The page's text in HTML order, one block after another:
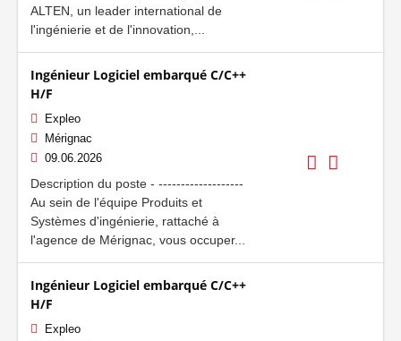
ALTEN, un leader international de
l'ingénierie et de l'innovation,...
Ingénieur Logiciel embarqué C/C++
H/F
Expleo
Mérignac
09.06.2026
Description du poste - -------------------
Au sein de l'équipe Produits et
Systèmes d'ingénierie, rattaché à
l'agence de Mérignac, vous occuper...
Ingénieur Logiciel embarqué C/C++
H/F
Expleo